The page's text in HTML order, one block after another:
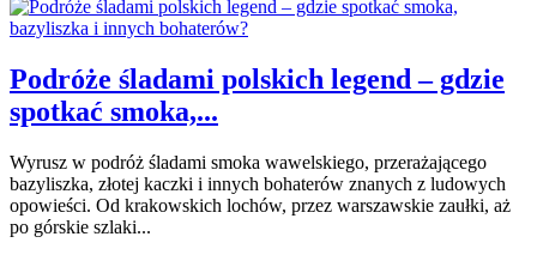
Podróże śladami polskich legend – gdzie
spotkać smoka,...
Wyrusz w podróż śladami smoka wawelskiego, przerażającego
bazyliszka, złotej kaczki i innych bohaterów znanych z ludowych
opowieści. Od krakowskich lochów, przez warszawskie zaułki, aż
po górskie szlaki...